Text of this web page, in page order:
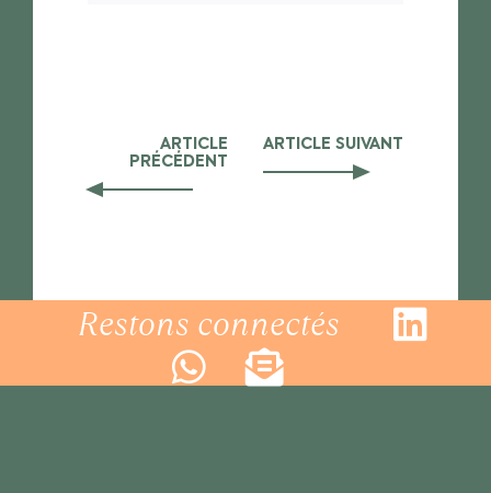
ARTICLE
PRÉCÉDENT
ARTICLE SUIVANT
Restons connectés